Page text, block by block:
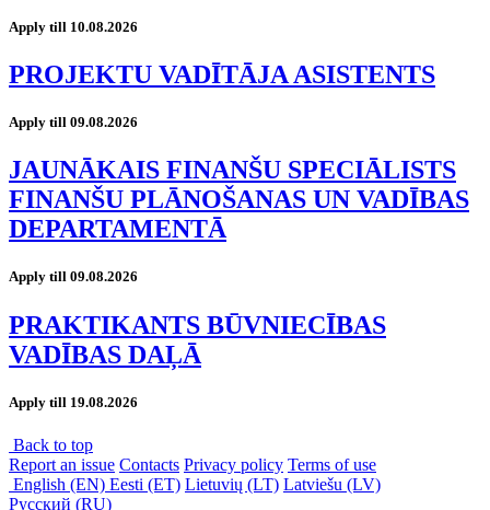
Apply till 10.08.2026
PROJEKTU VADĪTĀJA ASISTENTS
Apply till 09.08.2026
JAUNĀKAIS FINANŠU SPECIĀLISTS
FINANŠU PLĀNOŠANAS UN VADĪBAS
DEPARTAMENTĀ
Apply till 09.08.2026
PRAKTIKANTS BŪVNIECĪBAS
VADĪBAS DAĻĀ
Apply till 19.08.2026
Back to top
Report an issue Contacts Privacy policy Terms of use
English (EN) Eesti (ET) Lietuvių (LT) Latviešu (LV)
Русский (RU)